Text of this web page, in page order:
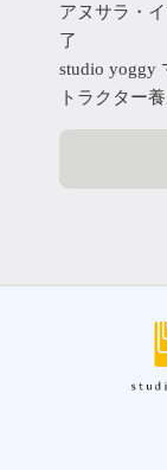
アヌサラ・
了
studio yoggy
トラクター